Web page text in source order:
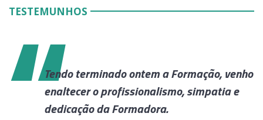
TESTEMUNHOS
Tendo terminado ontem a Formação, venho
enaltecer o profissionalismo, simpatia e
dedicação da Formadora.